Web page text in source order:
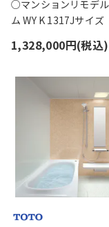
○マンションリモデ
ム WY K 1317Jサイズ
1,328,000円(税込)